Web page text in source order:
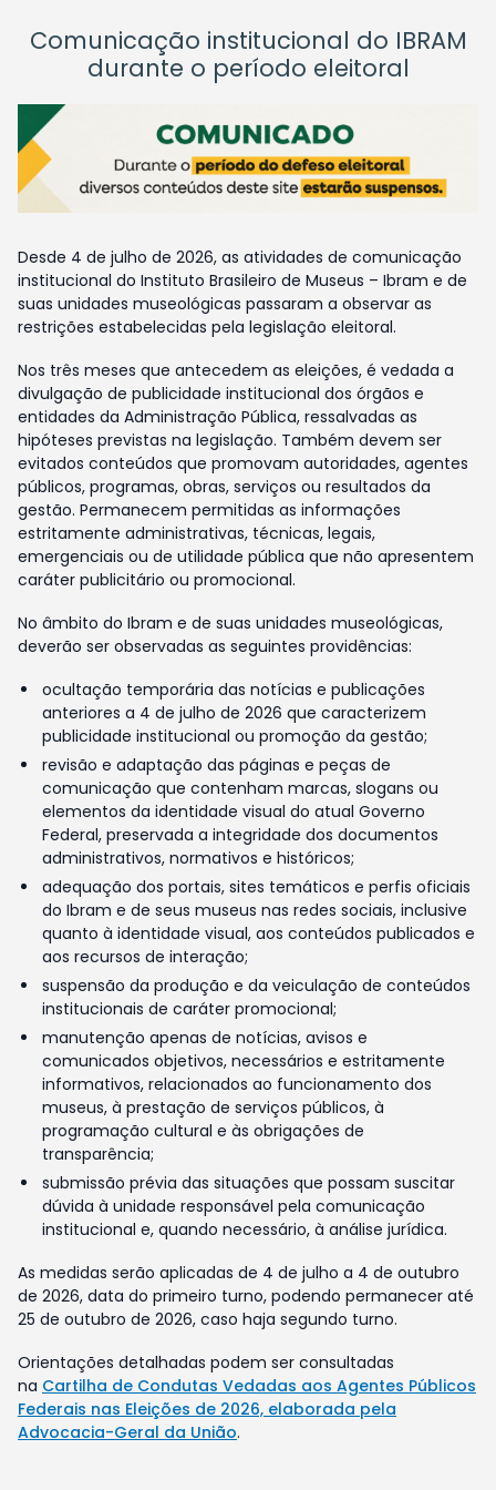
Comunicação institucional do IBRAM
durante o período eleitoral
Desde 4 de julho de 2026, as atividades de comunicação
institucional do Instituto Brasileiro de Museus – Ibram e de
suas unidades museológicas passaram a observar as
restrições estabelecidas pela legislação eleitoral.
Nos três meses que antecedem as eleições, é vedada a
divulgação de publicidade institucional dos órgãos e
entidades da Administração Pública, ressalvadas as
hipóteses previstas na legislação. Também devem ser
evitados conteúdos que promovam autoridades, agentes
públicos, programas, obras, serviços ou resultados da
gestão. Permanecem permitidas as informações
estritamente administrativas, técnicas, legais,
emergenciais ou de utilidade pública que não apresentem
caráter publicitário ou promocional.
No âmbito do Ibram e de suas unidades museológicas,
deverão ser observadas as seguintes providências:
ocultação temporária das notícias e publicações
anteriores a 4 de julho de 2026 que caracterizem
publicidade institucional ou promoção da gestão;
revisão e adaptação das páginas e peças de
comunicação que contenham marcas, slogans ou
elementos da identidade visual do atual Governo
Federal, preservada a integridade dos documentos
administrativos, normativos e históricos;
adequação dos portais, sites temáticos e perfis oficiais
do Ibram e de seus museus nas redes sociais, inclusive
quanto à identidade visual, aos conteúdos publicados e
aos recursos de interação;
suspensão da produção e da veiculação de conteúdos
institucionais de caráter promocional;
manutenção apenas de notícias, avisos e
comunicados objetivos, necessários e estritamente
informativos, relacionados ao funcionamento dos
museus, à prestação de serviços públicos, à
programação cultural e às obrigações de
transparência;
submissão prévia das situações que possam suscitar
dúvida à unidade responsável pela comunicação
institucional e, quando necessário, à análise jurídica.
As medidas serão aplicadas de 4 de julho a 4 de outubro
de 2026, data do primeiro turno, podendo permanecer até
25 de outubro de 2026, caso haja segundo turno.
Orientações detalhadas podem ser consultadas
na Cartilha de Condutas Vedadas aos Agentes Públicos
Federais nas Eleições de 2026, elaborada pela
Advocacia-Geral da União.